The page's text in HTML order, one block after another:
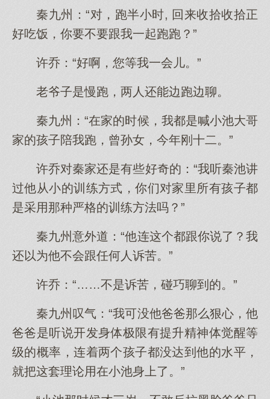
秦九州：“对，跑半小时, 回来收拾收拾正
好吃饭，你要不要跟我一起跑跑？”
许乔：“好啊，您等我一会儿。”
老爷子是慢跑，两人还能边跑边聊。
秦九州：“在家的时候，我都是喊小池大哥
家的孩子陪我跑，曾孙女，今年刚十二。”
许乔对秦家还是有些好奇的：“我听秦池讲
过他从小的训练方式，你们对家里所有孩子都
是采用那种严格的训练方法吗？”
秦九州意外道：“他连这个都跟你说了？我
还以为他不会跟任何人诉苦。”
许乔：“……不是诉苦，碰巧聊到的。”
秦九州叹气：“我可没他爸爸那么狠心，他
爸爸是听说开发身体极限有提升精神体觉醒等
级的概率，连着两个孩子都没达到他的水平，
就把这套理论用在小池身上了。”